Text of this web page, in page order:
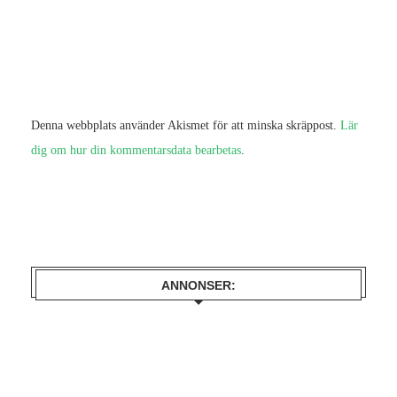
Denna webbplats använder Akismet för att minska skräppost. Lär
dig om hur din kommentarsdata bearbetas
ANNONSER: